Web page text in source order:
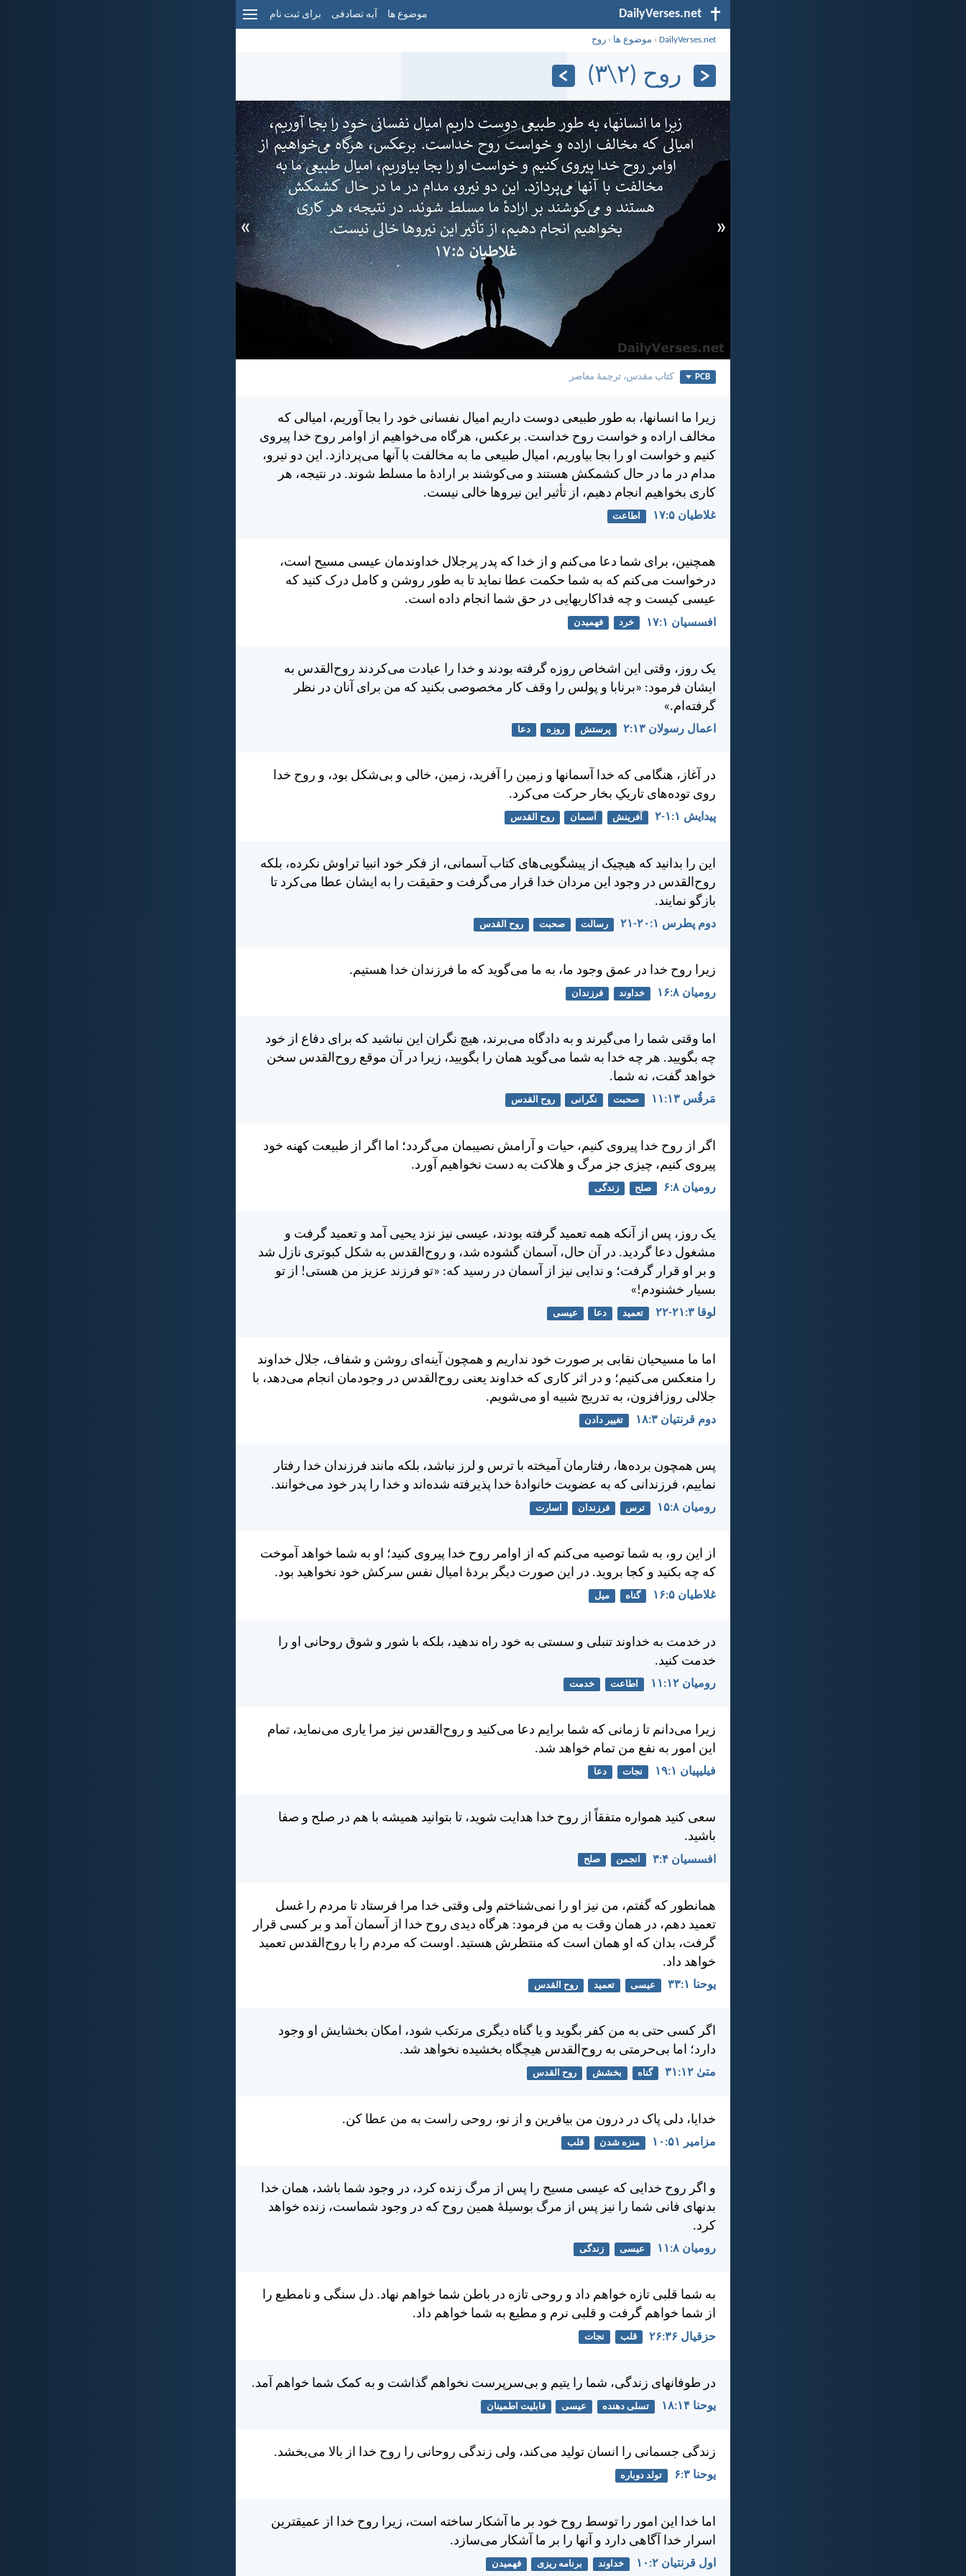
DailyVerses.net موضوع ها آیه تصادفی برای ثبت نام
DailyVerses.net
› موضوع ها ›روح
روح (۲\۳)
«
»
PCB کتاب مقدس، ترجمۀ معاصر
زيرا ما انسانها، به طور طبيعی دوست داريم اميال نفسانی خود را بجا آوريم، اميالی كه
مخالف اراده و خواست روح خداست. برعكس، هرگاه می‌خواهيم از اوامر روح خدا پيروی
كنيم و خواست او را بجا بياوريم، اميال طبيعی ما به مخالفت با آنها می‌پردازد. اين دو نيرو،
مدام در ما در حال كشمكش هستند و می‌كوشند بر ارادهٔ ما مسلط شوند. در نتيجه، هر
کاری بخواهيم انجام دهيم، از تأثير اين نيروها خالی نيست.
غلاطيان ۵:‏۱۷ اطاعت
همچنين، برای شما دعا می‌كنم و از خدا كه پدر پرجلال خداوندمان عيسی مسيح است،
درخواست می‌كنم كه به شما حكمت عطا نمايد تا به طور روشن و كامل درک كنيد كه
عيسی كيست و چه فداكاريهايی در حق شما انجام داده است.
افسسیان ۱:‏۱۷ خرد فهمیدن
يک روز، وقتی اين اشخاص روزه گرفته بودند و خدا را عبادت می‌كردند روح‌القدس به
ايشان فرمود: «برنابا و پولس را وقف كار مخصوصی بكنيد كه من برای آنان در نظر
گرفته‌ام.»
اعمال رسولان ۱۳:‏۲ پرستش روزه دعا
در آغاز، هنگامی كه خدا آسمانها و زمين را آفريد، زمين، خالی و بی‌شكل بود، و روح خدا
روی توده‌های تاريکِ بخار حركت می‌كرد.
پيدايش ۱:‏۱-‏۲ آفرینش آسمان روح القدس
اين را بدانيد كه هيچيک از پيشگويی‌های كتاب آسمانی، از فكر خود انبیا تراوش نكرده، بلكه
روح‌القدس در وجود اين مردان خدا قرار می‌گرفت و حقيقت را به ايشان عطا می‌كرد تا
بازگو نمايند.
دوم پطرس ۱:‏۲۰-‏۲۱ رسالت صحبت روح القدس
زيرا روح خدا در عمق وجود ما، به ما می‌گويد كه ما فرزندان خدا هستيم.
رومیان ۸:‏۱۶ خداوند فرزندان
اما وقتی شما را می‌گيرند و به دادگاه می‌برند، هيچ نگران اين نباشيد كه برای دفاع از خود
چه بگوييد. هر چه خدا به شما می‌گويد همان را بگوييد، زيرا در آن موقع روح‌القدس سخن
خواهد گفت، نه شما.
مَرقُس ۱۳:‏۱۱ صحبت نگرانی روح القدس
اگر از روح خدا پيروی كنيم، حيات و آرامش نصيبمان می‌گردد؛ اما اگر از طبيعت كهنه خود
پيروی كنيم، چيزی جز مرگ و هلاكت به دست نخواهيم آورد.
رومیان ۸:‏۶ صلح زندگی
يک روز، پس از آنكه همه تعميد گرفته بودند، عيسی نيز نزد يحيی آمد و تعميد گرفت و
مشغول دعا گرديد. در آن حال، آسمان گشوده شد، و روح‌القدس به شكل كبوتری نازل شد
و بر او قرار گرفت؛ و ندايی نيز از آسمان در رسيد كه: «تو فرزند عزيز من هستی! از تو
بسيار خشنودم!»
لوقا ۳:‏۲۱-‏۲۲ تعمید دعا عیسی
اما ما مسيحيان نقابی بر صورت خود نداريم و همچون آينه‌ای روشن و شفاف، جلال خداوند
را منعكس می‌كنيم؛ و در اثر كاری كه خداوند يعنی روح‌القدس در وجودمان انجام می‌دهد، با
جلالی روزافزون، به تدریج شبيه او می‌شويم.
دوم قرنتیان ۳:‏۱۸ تغییر دادن
پس همچون برده‌ها، رفتارمان آميخته با ترس و لرز نباشد، بلكه مانند فرزندان خدا رفتار
نماييم، فرزندانی كه به عضويت خانوادهٔ خدا پذيرفته شده‌اند و خدا را پدر خود می‌خوانند.
رومیان ۸:‏۱۵ ترس فرزندان اسارت
از این رو، به شما توصيه می‌كنم كه از اوامر روح خدا پيروی كنيد؛ او به شما خواهد آموخت
كه چه بكنيد و كجا برويد. در اين صورت ديگر بردهٔ اميال نفس سركش خود نخواهيد بود.
غلاطيان ۵:‏۱۶ گناه میل
در خدمت به خداوند تنبلی و سستی به خود راه ندهيد، بلكه با شور و شوق روحانی او را
خدمت كنيد.
رومیان ۱۲:‏۱۱ اطاعت خدمت
زيرا می‌دانم تا زمانی كه شما برايم دعا می‌كنيد و روح‌القدس نيز مرا ياری می‌نمايد، تمام
اين امور به نفع من تمام خواهد شد.
فيليپیان ۱:‏۱۹ نجات دعا
سعی كنيد همواره متفقاً از روح خدا هدايت شويد، تا بتوانيد هميشه با هم در صلح و صفا
باشيد.
افسسیان ۴:‏۳ انجمن صلح
همانطور كه گفتم، من نيز او را نمی‌شناختم ولی وقتی خدا مرا فرستاد تا مردم را غسل
تعميد دهم، در همان وقت به من فرمود: هرگاه ديدی روح خدا از آسمان آمد و بر كسی قرار
گرفت، بدان كه او همان است كه منتظرش هستيد. اوست كه مردم را با روح‌القدس تعميد
خواهد داد.
يوحنا ۱:‏۳۳ عیسی تعمید روح القدس
اگر كسی حتی به من كفر بگويد و يا گناه ديگری مرتكب شود، امكان بخشايش او وجود
دارد؛ اما بی‌حرمتی به روح‌القدس هيچگاه بخشيده نخواهد شد.
متی‌ٰ ۱۲:‏۳۱ گناه بخشش روح القدس
خدايا، دلی پاک در درون من بيافرين و از نو، روحی راست به من عطا كن.
مزامير ۵۱:‏۱۰ منزه شدن قلب
و اگر روح خدايی كه عيسی مسيح را پس از مرگ زنده كرد، در وجود شما باشد، همان خدا
بدنهای فانی شما را نيز پس از مرگ بوسيلهٔ همين روح كه در وجود شماست، زنده خواهد
كرد.
رومیان ۸:‏۱۱ عیسی زندگی
به شما قلبی تازه خواهم داد و روحی تازه در باطن شما خواهم نهاد. دل سنگی و نامطيع را
از شما خواهم گرفت و قلبی نرم و مطيع به شما خواهم داد.
حزقيال ۳۶:‏۲۶ قلب نجات
در طوفانهای زندگی، شما را يتيم و بی‌سرپرست نخواهم گذاشت و به كمک شما خواهم آمد.
يوحنا ۱۴:‏۱۸ تسلی دهنده عیسی قابلیت اطمینان
زندگی جسمانی را انسان توليد می‌كند، ولی زندگی روحانی را روح خدا از بالا می‌بخشد.
يوحنا ۳:‏۶ تولد دوباره
اما خدا اين امور را توسط روح خود بر ما آشكار ساخته است، زيرا روح خدا از عميقترين
اسرار خدا آگاهی دارد و آنها را بر ما آشكار می‌سازد.
اول قرنتیان ۲:‏۱۰ خداوند برنامه ریزی فهمیدن